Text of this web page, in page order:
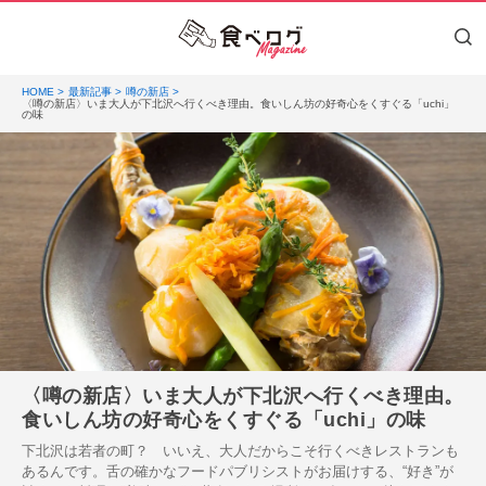
HOME 最新記事
噂の新店
〈噂の新店〉いま大人が下北沢へ行くべき理由。食いしん坊の好奇心をくすぐる「uchi」
の味
〈噂の新店〉いま大人が下北沢へ行くべき理由。
食いしん坊の好奇心をくすぐる「uchi」の味
下北沢は若者の町？ いいえ、大人だからこそ行くべきレストランも
あるんです。舌の確かなフードパブリシストがお届けする、“好き”が